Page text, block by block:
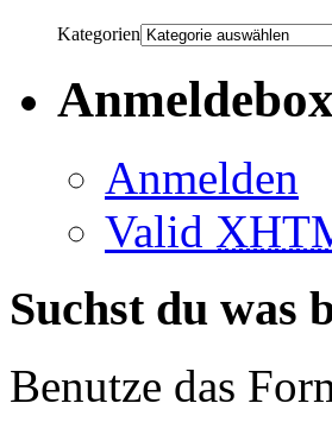
Kategorien
Anmelden
Valid
Suchst du was
Benutze das